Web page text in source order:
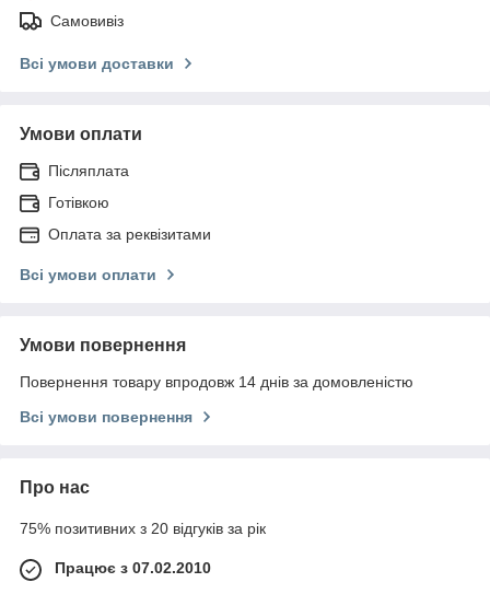
Самовивіз
Всі умови доставки
Умови оплати
Післяплата
Готівкою
Оплата за реквізитами
Всі умови оплати
Умови повернення
Повернення товару впродовж 14 днів за домовленістю
Всі умови повернення
Про нас
75% позитивних з 20 відгуків за рік
Працює з 07.02.2010